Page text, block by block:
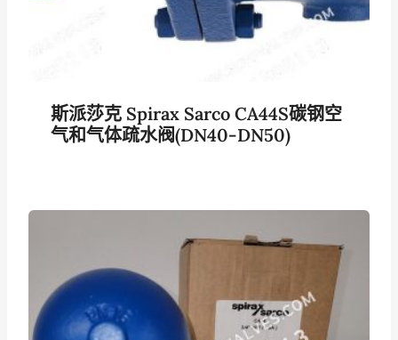
斯派莎克 Spirax Sarco CA44S碳钢空
气和气体疏水阀(DN40-DN50)